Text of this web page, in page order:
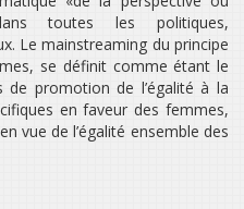
toutes les politiques,
Le mainstreaming du principe
se définit comme étant le
promotion de l’égalité à la
en faveur des femmes,
vue de l’égalité ensemble des